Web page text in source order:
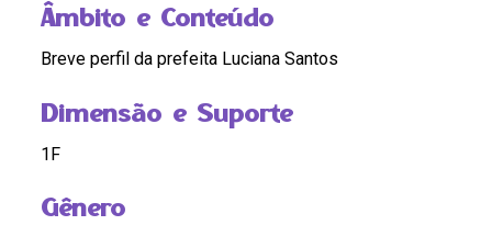
Âmbito e Conteúdo
Breve perfil da prefeita Luciana Santos
Dimensão e Suporte
1F
Gênero